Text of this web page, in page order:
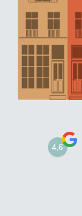
4,6